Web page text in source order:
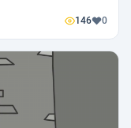
146 0